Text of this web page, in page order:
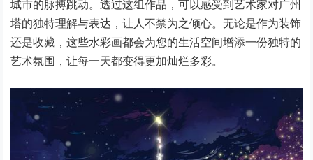
城市的脉搏跳动。透过这组作品，可以感受到艺术家对广州
塔的独特理解与表达，让人不禁为之倾心。无论是作为装饰
还是收藏，这些水彩画都会为您的生活空间增添一份独特的
艺术氛围，让每一天都变得更加灿烂多彩。